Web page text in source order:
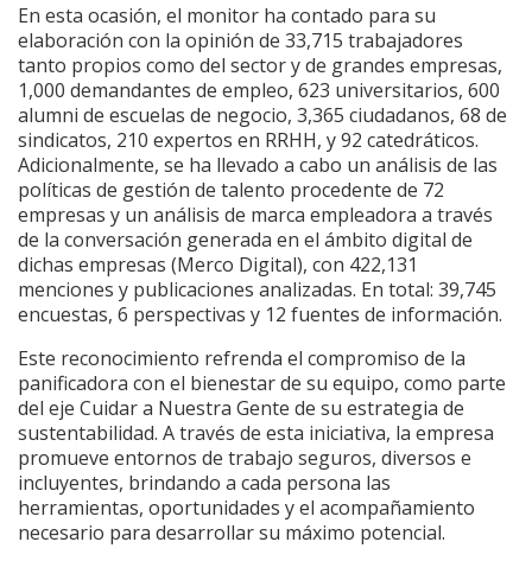
En esta ocasión, el monitor ha contado para su
elaboración con la opinión de 33,715 trabajadores
tanto propios como del sector y de grandes empresas,
1,000 demandantes de empleo, 623 universitarios, 600
alumni de escuelas de negocio, 3,365 ciudadanos, 68 de
sindicatos, 210 expertos en RRHH, y 92 catedráticos.
Adicionalmente, se ha llevado a cabo un análisis de las
políticas de gestión de talento procedente de 72
empresas y un análisis de marca empleadora a través
de la conversación generada en el ámbito digital de
dichas empresas (Merco Digital), con 422,131
menciones y publicaciones analizadas. En total: 39,745
encuestas, 6 perspectivas y 12 fuentes de información.
Este reconocimiento refrenda el compromiso de la
panificadora con el bienestar de su equipo, como parte
del eje Cuidar a Nuestra Gente de su estrategia de
sustentabilidad. A través de esta iniciativa, la empresa
promueve entornos de trabajo seguros, diversos e
incluyentes, brindando a cada persona las
herramientas, oportunidades y el acompañamiento
necesario para desarrollar su máximo potencial.